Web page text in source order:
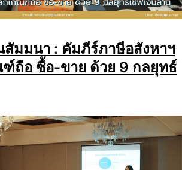
สัมมนา : คัมภีร์ภาษีอสังหาฯ
ถือ ซื้อ-ขาย ด้วย 9 กลยุทธ์